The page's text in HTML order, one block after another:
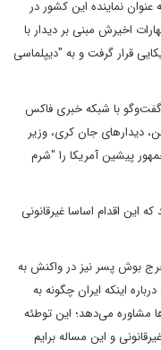
عنوان نماینده این کشور در
اخیرش مبنی بر دیدار با
قرار گرفت و به "دیپلماسی
گفت‌وگو با شبکه خبری فاکس
دیدارهای جان کری، وزیر
پیشین آمریکا را "شرم
این اقدام اساسا غیرقانونی
بوش پسر نیز در واکنش به
اینکه ایران چگونه به
مشاوره می‌دهد؛ این توطئه
و این مساله برایم